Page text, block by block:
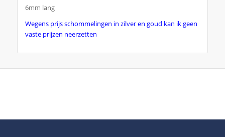
6mm lang
Wegens prijs schommelingen in zilver en goud kan ik geen
vaste prijzen neerzetten